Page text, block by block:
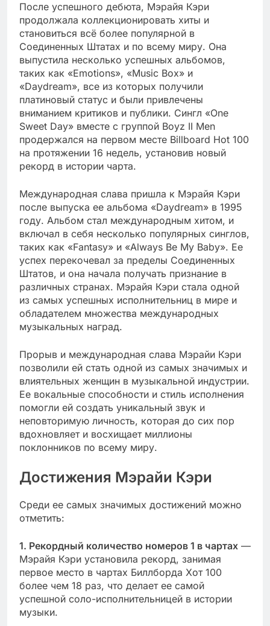
После успешного дебюта, Мэрайя Кэри
продолжала коллекционировать хиты и
становиться всё более популярной в
Соединенных Штатах и по всему миру. Она
выпустила несколько успешных альбомов,
таких как «Emotions», «Music Box» и
«Daydream», все из которых получили
платиновый статус и были привлечены
вниманием критиков и публики. Сингл «One
Sweet Day» вместе с группой Boyz II Men
продержался на первом месте Billboard Hot 100
на протяжении 16 недель, установив новый
рекорд в истории чарта.
Международная слава пришла к Мэрайя Кэри
после выпуска ее альбома «Daydream» в 1995
году. Альбом стал международным хитом, и
включал в себя несколько популярных синглов,
таких как «Fantasy» и «Always Be My Baby». Ее
успех перекочевал за пределы Соединенных
Штатов, и она начала получать признание в
различных странах. Мэрайя Кэри стала одной
из самых успешных исполнительниц в мире и
обладателем множества международных
музыкальных наград.
Прорыв и международная слава Мэрайи Кэри
позволили ей стать одной из самых значимых и
влиятельных женщин в музыкальной индустрии.
Ее вокальные способности и стиль исполнения
помогли ей создать уникальный звук и
неповторимую личность, которая до сих пор
вдохновляет и восхищает миллионы
поклонников по всему миру.
Достижения Мэрайи Кэри
Среди ее самых значимых достижений можно
отметить:
1. Рекордный количество номеров 1 в чартах —
Мэрайя Кэри установила рекорд, занимая
первое место в чартах Биллборда Хот 100
более чем 18 раз, что делает ее самой
успешной соло-исполнительницей в истории
музыки.